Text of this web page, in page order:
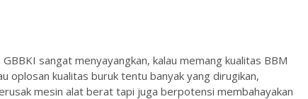
sangat menyayangkan, kalau memang kualitas BBM
oplosan kualitas buruk tentu banyak yang dirugikan,
mesin alat berat tapi juga berpotensi membahayakan